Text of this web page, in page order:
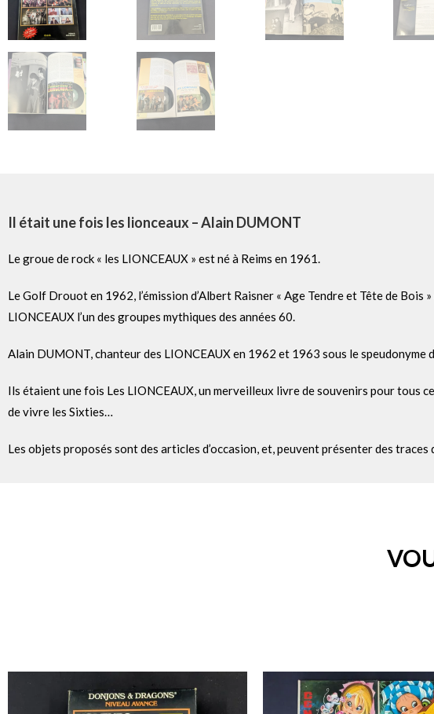
Il était une fois les lionceaux – Alain DUMONT
Le groue de rock « les LIONCEAUX » est né à Reims en 1961.
Le Golf Drouot en 1962, l’émission d’Albert Raisner « Age Tendre et Tête de
LIONCEAUX l’un des groupes mythiques des années 60.
Alain DUMONT, chanteur des LIONCEAUX en 1962 et 1963 sous le
Ils étaient une fois Les LIONCEAUX, un merveilleux livre de souvenirs pour tous
de vivre les Sixties…
Les objets proposés sont des articles d’occasion, et, peuvent présenter des